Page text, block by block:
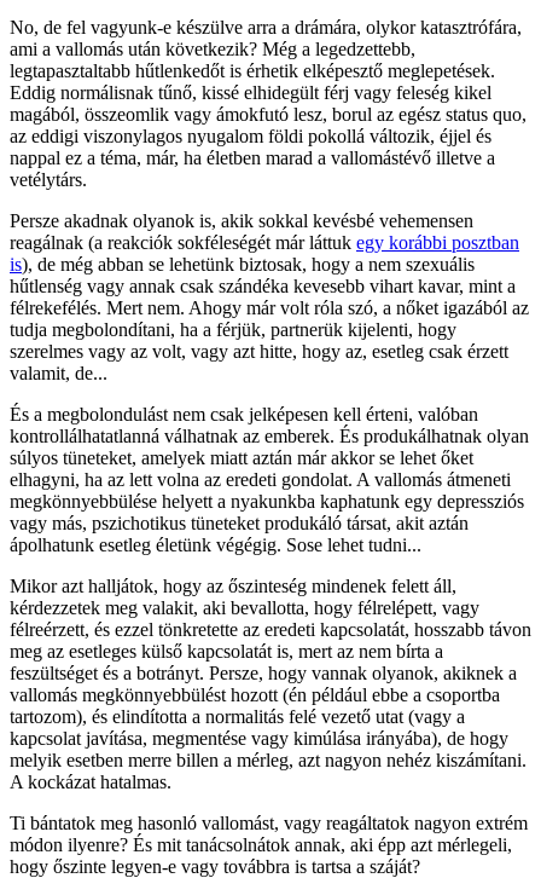
No, de fel vagyunk-e készülve arra a drámára, olykor katasztrófára,
ami a vallomás után következik? Még a legedzettebb,
legtapasztaltabb hűtlenkedőt is érhetik elképesztő meglepetések.
Eddig normálisnak tűnő, kissé elhidegült férj vagy feleség kikel
magából, összeomlik vagy ámokfutó lesz, borul az egész status quo,
az eddigi viszonylagos nyugalom földi pokollá változik, éjjel és
nappal ez a téma, már, ha életben marad a vallomástévő illetve a
vetélytárs.
Persze akadnak olyanok is, akik sokkal kevésbé vehemensen
reagálnak (a reakciók sokféleségét már láttuk egy korábbi posztban
is), de még abban se lehetünk biztosak, hogy a nem szexuális
hűtlenség vagy annak csak szándéka kevesebb vihart kavar, mint a
félrekefélés. Mert nem. Ahogy már volt róla szó, a nőket igazából az
tudja megbolondítani, ha a férjük, partnerük kijelenti, hogy
szerelmes vagy az volt, vagy azt hitte, hogy az, esetleg csak érzett
valamit, de...
És a megbolondulást nem csak jelképesen kell érteni, valóban
kontrollálhatatlanná válhatnak az emberek. És produkálhatnak olyan
súlyos tüneteket, amelyek miatt aztán már akkor se lehet őket
elhagyni, ha az lett volna az eredeti gondolat. A vallomás átmeneti
megkönnyebbülése helyett a nyakunkba kaphatunk egy depressziós
vagy más, pszichotikus tüneteket produkáló társat, akit aztán
ápolhatunk esetleg életünk végégig. Sose lehet tudni...
Mikor azt halljátok, hogy az őszinteség mindenek felett áll,
kérdezzetek meg valakit, aki bevallotta, hogy félrelépett, vagy
félreérzett, és ezzel tönkretette az eredeti kapcsolatát, hosszabb távon
meg az esetleges külső kapcsolatát is, mert az nem bírta a
feszültséget és a botrányt. Persze, hogy vannak olyanok, akiknek a
vallomás megkönnyebbülést hozott (én például ebbe a csoportba
tartozom), és elindította a normalitás felé vezető utat (vagy a
kapcsolat javítása, megmentése vagy kimúlása irányába), de hogy
melyik esetben merre billen a mérleg, azt nagyon nehéz kiszámítani.
A kockázat hatalmas.
Ti bántatok meg hasonló vallomást, vagy reagáltatok nagyon extrém
módon ilyenre? És mit tanácsolnátok annak, aki épp azt mérlegeli,
hogy őszinte legyen-e vagy továbbra is tartsa a száját?